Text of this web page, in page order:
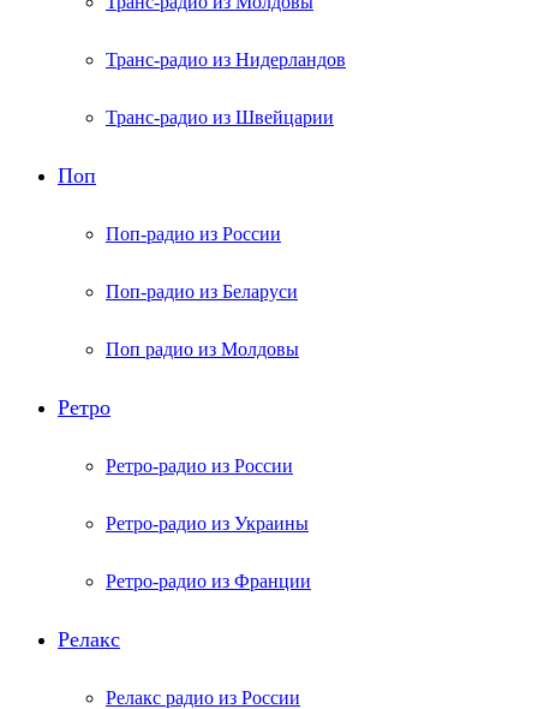
Транс-радио из Нидерландов
Транс-радио из Швейцарии
Поп
Поп-радио из России
Поп-радио из Беларуси
Поп радио из Молдовы
Ретро
Ретро-радио из России
Ретро-радио из Украины
Ретро-радио из Франции
Релакс
Релакс радио из России